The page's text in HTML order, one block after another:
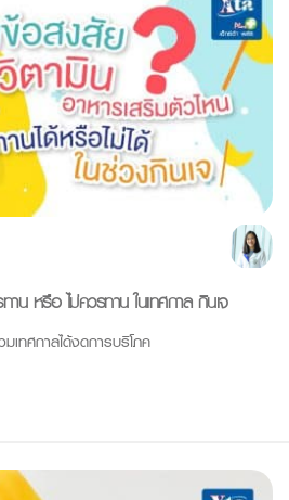
น หรือ ไม่ควรทาน ในเทศกาล กินเจ
เทศกาลได้งดการบริโภค